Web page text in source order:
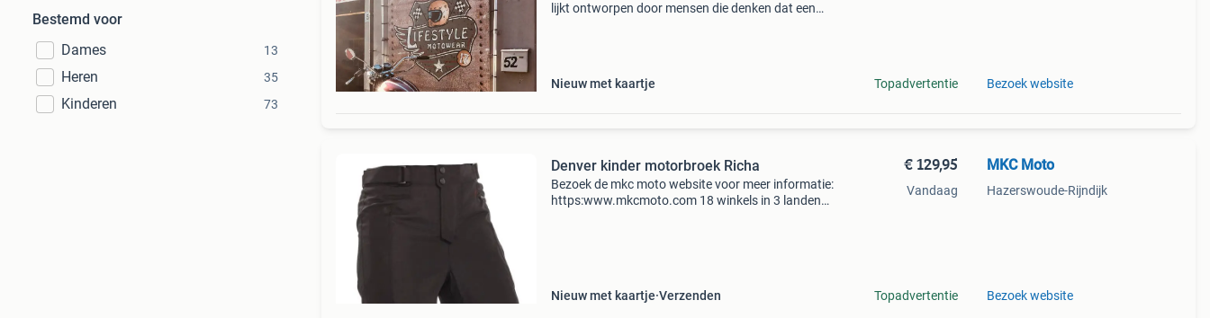
Bestemd voor
Dames
13
Heren 35
Kinderen 73
lijkt ontworpen door mensen die denken dat een
Nieuw met kaartje
Topadvertentie Bezoek website
Denver kinder motorbroek Richa
Bezoek de mkc moto website voor meer informatie:
https:www.mkcmoto.com 18 winkels in 3 landen
Nieuw met kaartje Verzenden
€ 129,95
Vandaag
Topadvertentie
MKC Moto
Hazerswoude-Rijndijk
Bezoek website